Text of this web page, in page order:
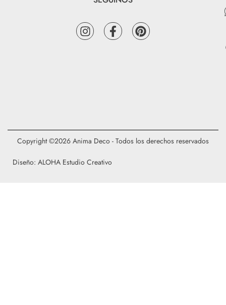
Diseño: ALOHA Estudio Creativo
Copyright ©2026 Anima Deco - Todos los derechos reservados